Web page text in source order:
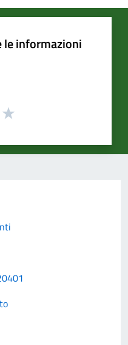
le informazioni